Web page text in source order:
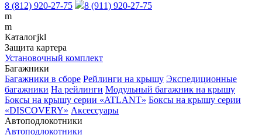
8 (812) 920-27-75
8 (911) 920-27-75
m
m
Каталогjkl
Защита картера
Установочный комплект
Багажники
Багажники в сборе Рейлинги на крышу Экспедиционные
багажники На рейлинги Модульный багажник на крышу
Боксы на крышу серии «ATLANT» Боксы на крышу серии
«DISCOVERY» Аксессуары
Автоподлокотники
Автоподлокотники